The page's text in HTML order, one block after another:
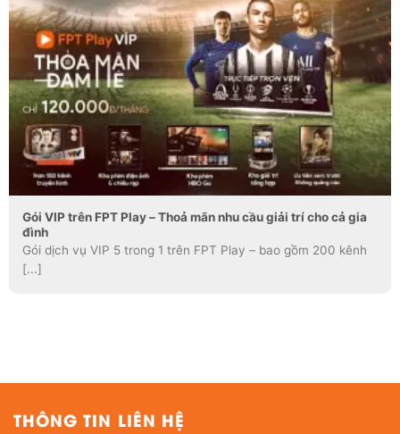
Gói VIP trên FPT Play – Thoả mãn nhu cầu giải trí cho cả gia
đình
Gói dịch vụ VIP 5 trong 1 trên FPT Play – bao gồm 200 kênh
[...]
THÔNG TIN LIÊN HỆ